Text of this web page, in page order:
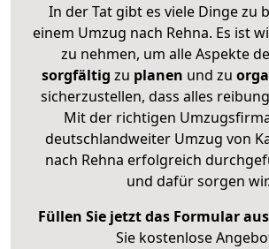
In der Tat gibt es viele Dinge zu
einem Umzug nach Rehna. Es ist
zu nehmen, um alle Aspekte
sorgfältig zu planen und zu
sicherzustellen, dass alles
Mit der richtigen
deutschlandweiter Umzug von
nach Rehna erfolgreich
und dafür sorgen wir.
Füllen Sie jetzt das Formular aus
Sie kostenlose